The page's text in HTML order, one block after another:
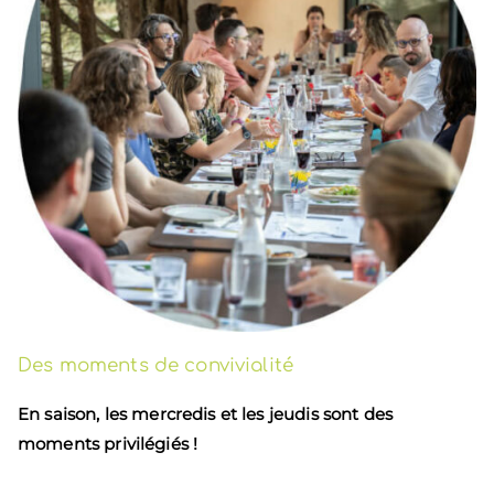
Des moments de convivialité
En saison, les mercredis et les jeudis sont des
moments privilégiés !